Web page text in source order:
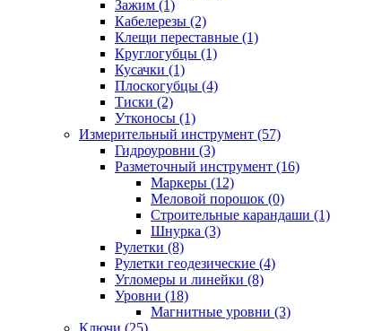
Зажим (1)
Кабелерезы (2)
Клещи переставные (1)
Круглогубцы (1)
Кусачки (1)
Плоскогубцы (4)
Тиски (2)
Утконосы (1)
Измерительный инструмент (57)
Гидроуровни (3)
Разметочный инструмент (16)
Маркеры (12)
Меловой порошок (0)
Строительные карандаши (1)
Шнурка (3)
Рулетки (8)
Рулетки геодезические (4)
Угломеры и линейки (8)
Уровни (18)
Магнитные уровни (3)
Ключи (25)